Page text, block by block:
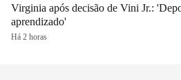
Virginia após decisão de Vini Jr.:
aprendizado'
Há 2 horas